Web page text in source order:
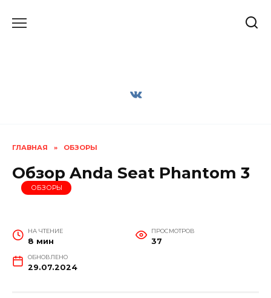
ГЛАВНАЯ » ОБЗОРЫ
Обзор Anda Seat Phantom 3
ОБЗОРЫ
НА ЧТЕНИЕ
8 мин
ПРОСМОТРОВ
37
ОБНОВЛЕНО
29.07.2024